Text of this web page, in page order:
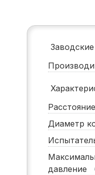
Диаметр
давление